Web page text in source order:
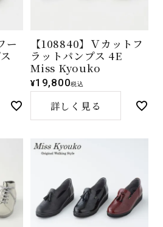
ー
【108840】Ｖカットフ
ラットパンプス 4E
Miss Kyouko
¥19,800税込
詳しく見る